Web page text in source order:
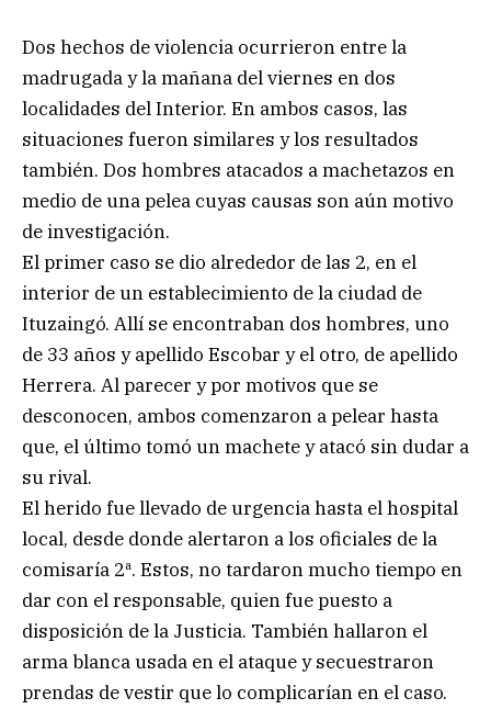
Dos hechos de violencia ocurrieron entre la
madrugada y la mañana del viernes en dos
localidades del Interior. En ambos casos, las
situaciones fueron similares y los resultados
también. Dos hombres atacados a machetazos en
medio de una pelea cuyas causas son aún motivo
de investigación.
El primer caso se dio alrededor de las 2, en el
interior de un establecimiento de la ciudad de
Ituzaingó. Allí se encontraban dos hombres, uno
de 33 años y apellido Escobar y el otro, de apellido
Herrera. Al parecer y por motivos que se
desconocen, ambos comenzaron a pelear hasta
que, el último tomó un machete y atacó sin dudar a
su rival.
El herido fue llevado de urgencia hasta el hospital
local, desde donde alertaron a los oficiales de la
comisaría 2ª. Estos, no tardaron mucho tiempo en
dar con el responsable, quien fue puesto a
disposición de la Justicia. También hallaron el
arma blanca usada en el ataque y secuestraron
prendas de vestir que lo complicarían en el caso.